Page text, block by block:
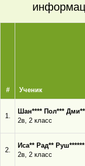
# Ученик
1.
Шан**** Пол***
2в, 2 класс
2.
Иса** Рад** Руш******
2в, 2 класс